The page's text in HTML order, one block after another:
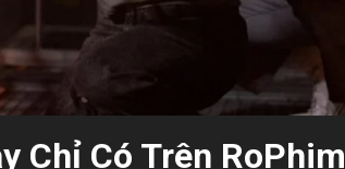
Chỉ Có Trên RoPhim